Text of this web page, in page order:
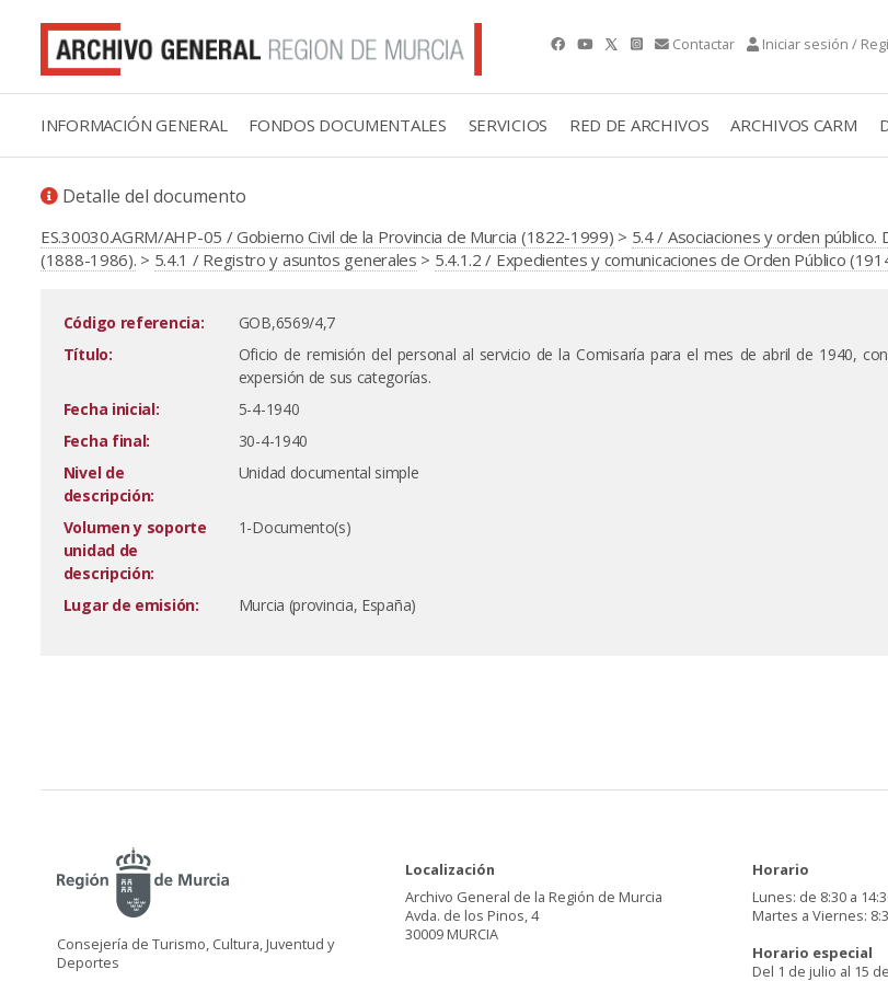
Contactar Iniciar sesión /
INFORMACIÓN GENERAL FONDOS DOCUMENTALES SERVICIOS RED DE ARCHIVOS ARCHIVOS CARM
Detalle del documento
ES.30030.AGRM/AHP-05 / Gobierno Civil de la Provincia de Murcia (1822-1999) > 5.4 / Asociaciones y orden público.
(1888-1986). > 5.4.1 / Registro y asuntos generales > 5.4.1.2 / Expedientes y comunicaciones de Orden Público
Código referencia:
GOB,6569/4,7
Título:
Oficio de remisión del personal al servicio de la Comisaría para el mes de abril de 1940, con
expersión de sus categorías.
Fecha inicial:
5-4-1940
Fecha final:
30-4-1940
Nivel de
descripción:
Unidad documental simple
Volumen y soporte
unidad de
descripción:
1-Documento(s)
Lugar de emisión: Murcia (provincia, España)
Consejería de Turismo, Cultura, Juventud y
Deportes
Localización
Archivo General de la Región de Murcia
Avda. de los Pinos, 4
30009 MURCIA
Horario
Lunes: de 8:30 a
Martes a Viernes:
Horario especial
Del 1 de julio al 15